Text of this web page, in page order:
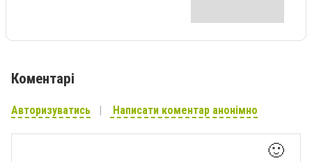
Коментарі
Авторизуватись Написати коментар анонімно
🙂